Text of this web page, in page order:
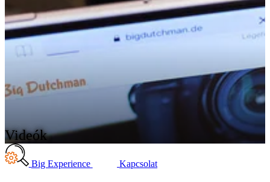
Videók
Big Experience Kapcsolat